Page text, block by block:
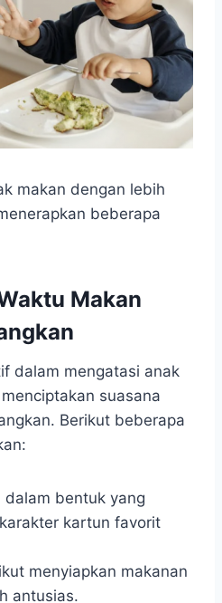
makan dengan lebih
beberapa
Makan
dalam mengatasi anak
suasana
Berikut beberapa
dalam bentuk yang
kartun favorit
menyiapkan makanan
antusias.